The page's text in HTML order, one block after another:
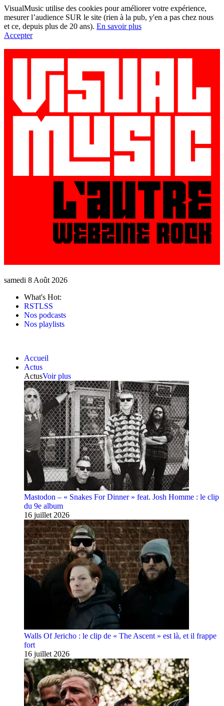
VisualMusic utilise des cookies pour améliorer votre expérience,
mesurer l’audience SUR le site (rien à la pub, y'en a pas chez nous
et ce, depuis plus de 20 ans). En savoir plus
Accepter
samedi 8 Août 2026
What's Hot:
RSTLSS
Nos podcasts
Nos playlists
Accueil
Actus
ActusVoir plus
Mastodon – « Snakes For Dinner » feat. Josh Homme : le clip
du 9e album
16 juillet 2026
Walls Of Jericho : le clip de « The Ascent » est là, et il frappe
fort
16 juillet 2026